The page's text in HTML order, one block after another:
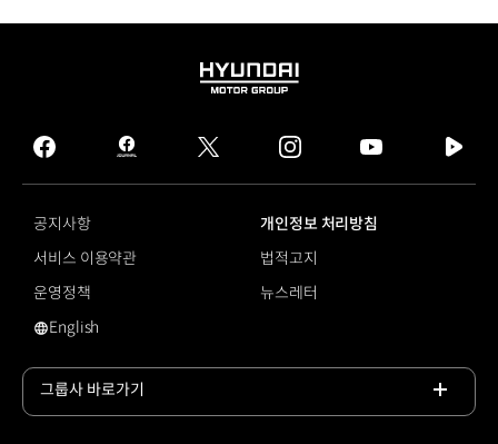
HYUNDAI
GROUP
facebook
hmg
journal
twitter instagram
tv
공지사항
개인정보 처리방침
서비스 이용약관
법적고지
운영정책
뉴스레터
영문 사이트로 이동
English
그룹사 바로가기